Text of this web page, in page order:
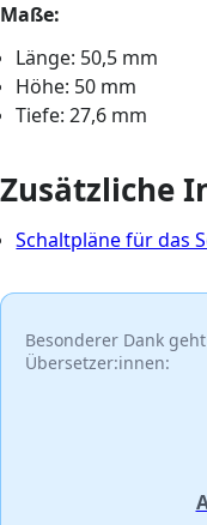
Maße:
Länge: 50,5 mm
Höhe: 50 mm
Tiefe: 27,6 mm
Zusätzliche
Schaltpläne für das
Besonderer Dank
Übersetzer:innen: